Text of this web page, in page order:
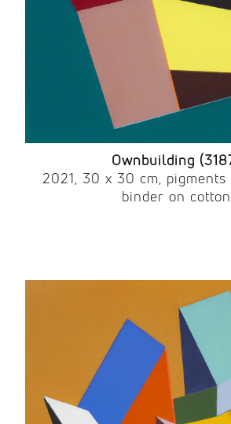
Ownbuilding
2021, 30 x 30 cm,
binder on cotton